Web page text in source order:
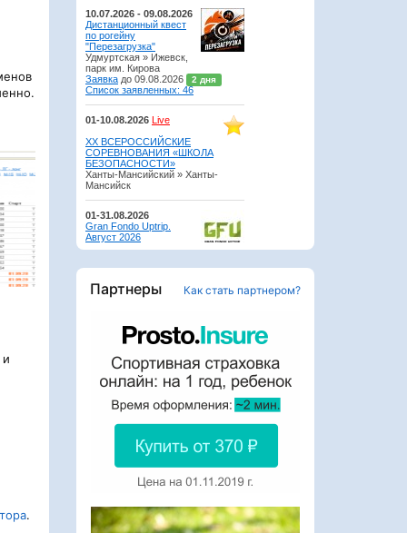
и
.
Партнеры Как стать партнером?